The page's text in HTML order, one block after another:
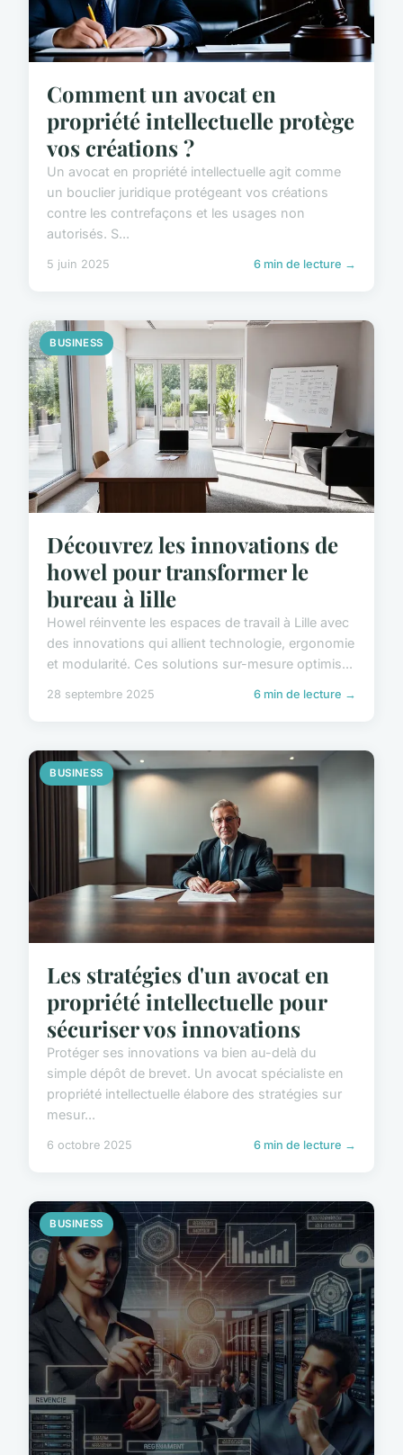
Comment un avocat en
propriété intellectuelle protège
vos créations ?
Un avocat en propriété intellectuelle agit comme
un bouclier juridique protégeant vos créations
contre les contrefaçons et les usages non
autorisés. S...
5 juin 2025 6 min de lecture →
BUSINESS
Découvrez les innovations de
howel pour transformer le
bureau à lille
Howel réinvente les espaces de travail à Lille avec
des innovations qui allient technologie, ergonomie
et modularité. Ces solutions sur-mesure optimis...
28 septembre 2025 6 min de lecture →
BUSINESS
Les stratégies d'un avocat en
propriété intellectuelle pour
sécuriser vos innovations
Protéger ses innovations va bien au-delà du
simple dépôt de brevet. Un avocat spécialiste en
propriété intellectuelle élabore des stratégies sur
mesur...
6 octobre 2025 6 min de lecture →
BUSINESS